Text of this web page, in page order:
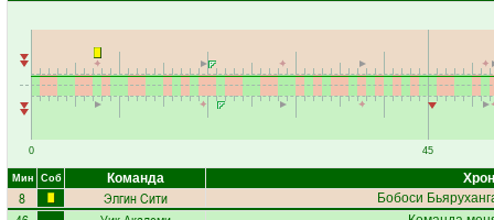
0 45
Мин Соб Команда
8 Элгин Сити Бобоси